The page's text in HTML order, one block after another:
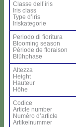
Clas­se del­l’i­ris
Iris class
Ty­pe d’i­ris
Iri­ska­te­go­rie
Pe­rio­do di fio­ri­tu­ra
Bloo­ming sea­son
Pé­rio­de de flo­rai­son
Blü­h­pha­se
Al­tez­za
Height
Hau­teur
Hö­he
Co­di­ce
Ar­ti­cle num­ber
Nu­mé­ro d’ar­ti­cle
Ar­ti­kel­num­mer